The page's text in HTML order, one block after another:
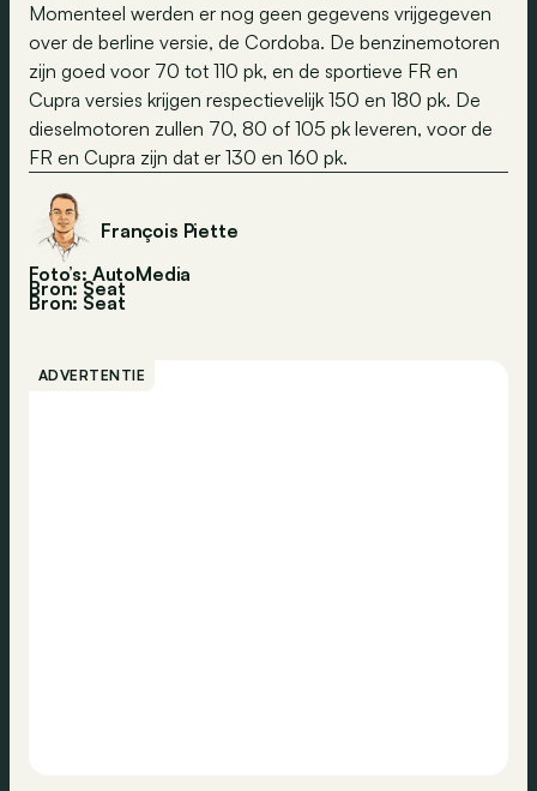
Momenteel werden er nog geen gegevens vrijgegeven
over de berline versie, de Cordoba. De benzinemotoren
zijn goed voor 70 tot 110 pk, en de sportieve FR en
Cupra versies krijgen respectievelijk 150 en 180 pk. De
dieselmotoren zullen 70, 80 of 105 pk leveren, voor de
FR en Cupra zijn dat er 130 en 160 pk.
François Piette
Foto’s: AutoMedia
Bron: Seat
Bron: Seat
ADVERTENTIE